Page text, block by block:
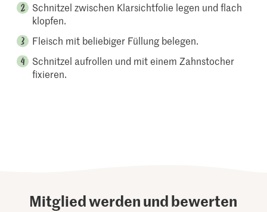
Schnitzel zwischen Klarsichtfolie legen und flach
klopfen.
Fleisch mit beliebiger Füllung belegen.
Schnitzel aufrollen und mit einem Zahnstocher
fixieren.
Mitglied werden und bewerten